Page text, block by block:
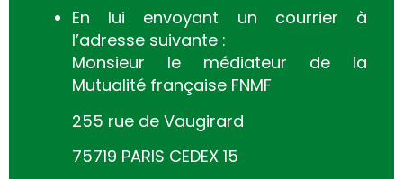
En lui envoyant un courrier à
l’adresse suivante :
Monsieur le médiateur de la
Mutualité française FNMF
255 rue de Vaugirard
75719 PARIS CEDEX 15